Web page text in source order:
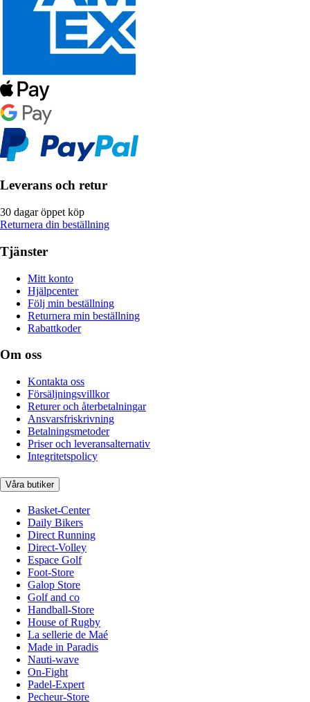
Leverans och retur
30 dagar öppet köp
Returnera din beställning
Tjänster
Mitt konto
Hjälpcenter
Följ min beställning
Returnera min beställning
Rabattkoder
Om oss
Kontakta oss
Försäljningsvillkor
Returer och återbetalningar
Ansvarsfriskrivning
Betalningsmetoder
Priser och leveransalternativ
Integritetspolicy
Våra butiker
Basket-Center
Daily Bikers
Direct Running
Direct-Volley
Espace Golf
Foot-Store
Galop Store
Golf and co
Handball-Store
House of Rugby
La sellerie de Maé
Made in Paradis
Nauti-wave
On-Fight
Padel-Expert
Pecheur-Store